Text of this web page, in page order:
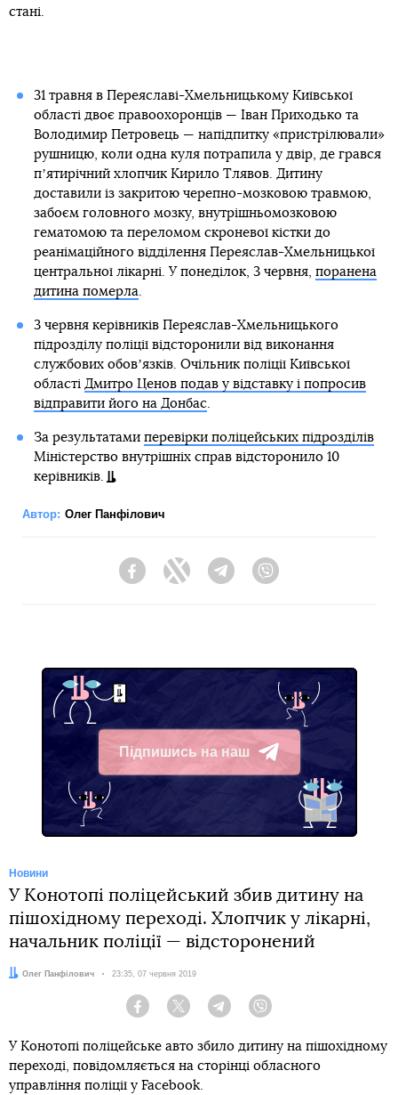
стані.
31 травня в Переяславі-Хмельницькому Київської
області двоє правоохоронців — Іван Приходько та
Володимир Петровець — напідпитку «пристрілювали»
рушницю, коли одна куля потрапила у двір, де грався
пʼятирічний хлопчик Кирило Тлявов. Дитину
доставили із закритою черепно-мозковою травмою,
забоєм головного мозку, внутрішньомозковою
гематомою та переломом скроневої кістки до
реанімаційного відділення Переяслав-Хмельницької
центральної лікарні. У понеділок, 3 червня, поранена
дитина померла.
3 червня керівників Переяслав-Хмельницького
підрозділу поліції відсторонили від виконання
службових обовʼязків. Очільник поліції Київської
області Дмитро Ценов подав у відставку і попросив
відправити його на Донбас.
За результатами перевірки поліцейських підрозділів
Міністерство внутрішніх справ відсторонило 10
керівників.
Автор: Олег Панфілович
FacebookTwitter Telegram
Підпишись на наш
Telegram
Новини
У Конотопі поліцейський збив дитину на
пішохідному переході. Хлопчик у лікарні,
начальник поліції — відсторонений
Автор:
Олег Панфілович Дата:
23:35, 07 червня 2019
Facebook Twitter Telegram
У Конотопі поліцейське авто збило дитину на пішохідному
переході, повідомляється на сторінці обласного
управління поліції у Facebook.